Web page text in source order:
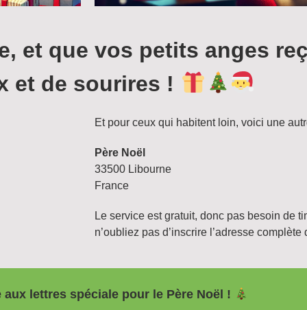
et que vos petits anges
et de sourires !
Et pour ceux qui habitent loin, voici une
Père Noël
33500 Libourne
France
Le service est gratuit, donc pas besoin de
n’oubliez pas d’inscrire l’adresse
aux lettres spéciale pour le Père Noël !